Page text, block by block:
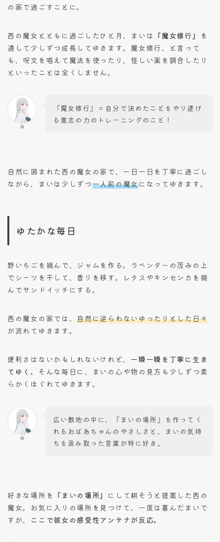
の家で過ごすことに。
西の魔女とともに過ごしたひと月、まいは 『魔女修行』
を
通して少しずつ成長してゆきます。魔女修行、と言って
も、呪文を唱えて魔法を使ったり、怪しい薬を調合したり
といったことは全くしません。
瑛
『魔女修行』＝自分で決めたことをやり遂げ
る意志の力のトレーニングのこと！
自然に囲まれた西の魔女の家で、一日一日を丁寧に過ごし
ながら、まいは少しずつ一人前の魔女になってゆきます。
ゆたかな毎日
野いちごを摘んで、ジャムを作る。ラベンダーの茂みの上
でシーツを干して、香りを移す。レタスやキンセンカを摘
んでサンドイッチにする。
西の魔女の家では、自然に逆らわないゆったりとした日々
が流れてゆきます。
便利さはないかもしれないけれど、 一瞬一瞬を丁寧に生き
てゆく。そんな毎日に、まいの心や物の見方も少しずつ柔
らかくほぐれてゆきます。
瑛
広い敷地の中に、『まいの場所』を作ってく
れるおばあちゃんのやさしさと、まいの気持
ちを汲み取った言葉が特に好き。
好きな場所を 『まいの場所』 にして耕そうと提案した西の
魔女。お気に入りの場所を見つけて、一度は喜んだまいで
すが、 ここで彼女の感受性アンテナが反応。